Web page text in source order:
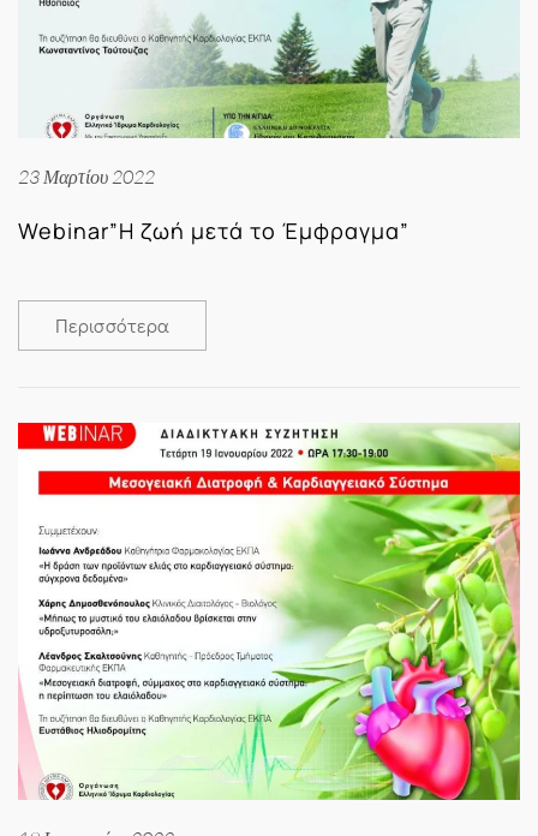
23 Μαρτίου 2022
Webinar”Η ζωή μετά το Έμφραγμα”
Περισσότερα